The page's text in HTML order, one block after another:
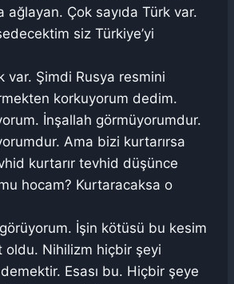
ağlayan. Çok sayıda Türk var.
siz Türkiye’yi
var. Şimdi Rusya resmini
korkuyorum dedim.
İnşallah görmüyorumdur.
Ama bizi kurtarırsa
kurtarır tevhid düşünce
hocam? Kurtaracaksa o
İşin kötüsü bu kesim
oldu. Nihilizm hiçbir şeyi
Esası bu. Hiçbir şeye